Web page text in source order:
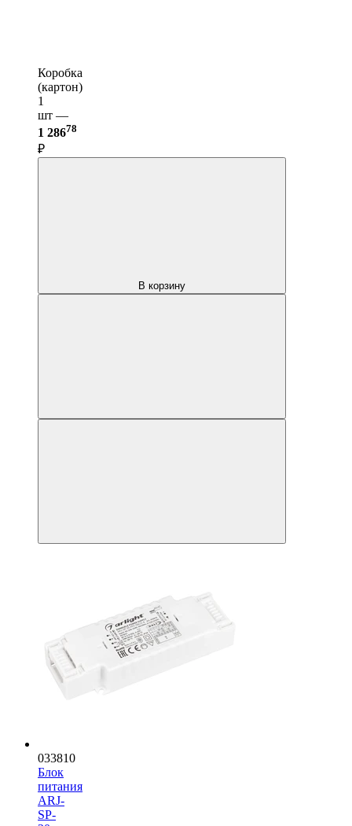
Коробка
(картон)
1
шт —
1 28678
₽
В корзину
033810
Блок
питания
ARJ-
SP-